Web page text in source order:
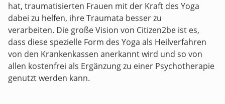
hat, traumatisierten Frauen mit der Kraft des Yoga
dabei zu helfen, ihre Traumata besser zu
verarbeiten. Die große Vision von Citizen2be ist es,
dass diese spezielle Form des Yoga als Heilverfahren
von den Krankenkassen anerkannt wird und so von
allen kostenfrei als Ergänzung zu einer Psychotherapie
genutzt werden kann.